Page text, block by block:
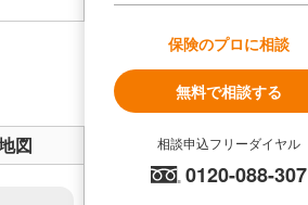
図
保険のプロに相談
無料で相談する
相談申込フリーダイヤル
0120-088-307